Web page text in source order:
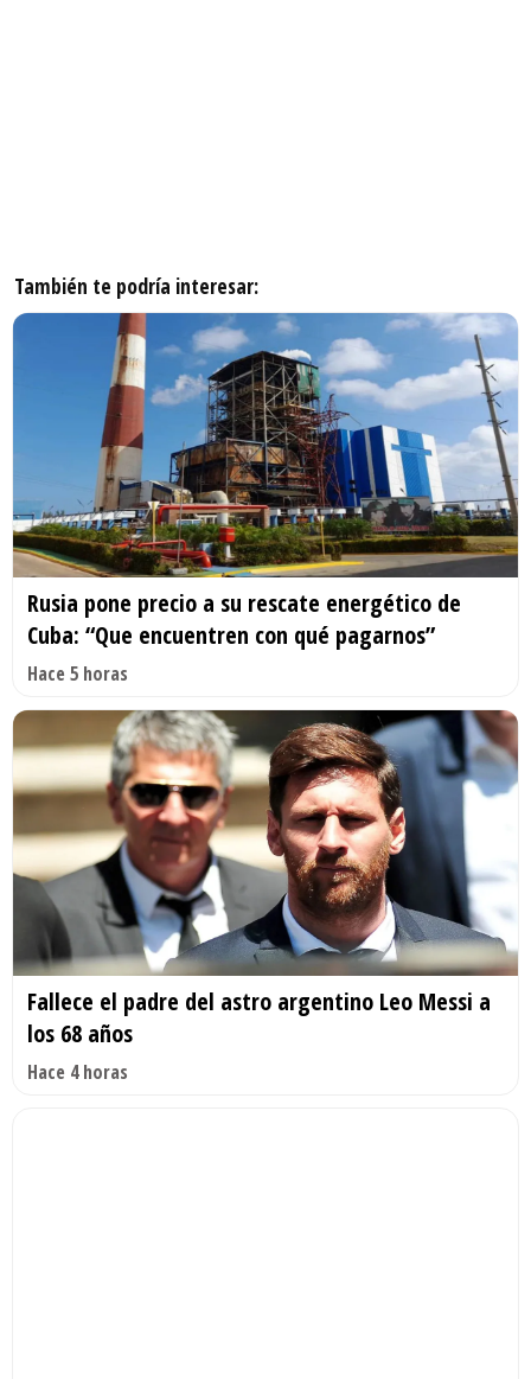
También te podría interesar:
Rusia pone precio a su rescate energético de
Cuba: “Que encuentren con qué pagarnos”
Hace 5 horas
Fallece el padre del astro argentino Leo Messi a
los 68 años
Hace 4 horas